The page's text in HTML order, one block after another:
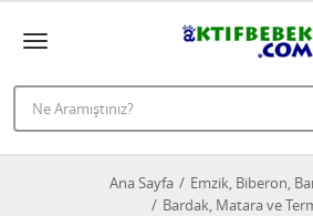
Ana Sayfa
Emzik, Biberon,
Bardak, Matara ve